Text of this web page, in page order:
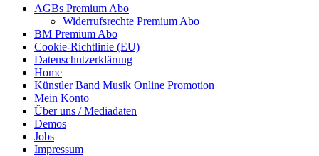
AGBs Premium Abo
Widerrufsrechte Premium Abo
BM Premium Abo
Cookie-Richtlinie (EU)
Datenschutzerklärung
Home
Künstler Band Musik Online Promotion
Mein Konto
Über uns / Mediadaten
Demos
Jobs
Impressum